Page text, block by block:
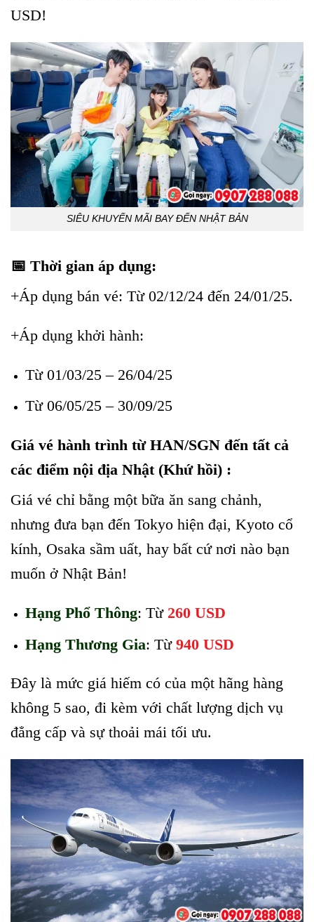
USD!
SIÊU KHUYẾN MÃI BAY ĐẾN NHẬT BẢN
📅 Thời gian áp dụng:
+Áp dụng bán vé: Từ 02/12/24 đến 24/01/25.
+Áp dụng khởi hành:
Từ 01/03/25 – 26/04/25
Từ 06/05/25 – 30/09/25
Giá vé hành trình từ HAN/SGN đến tất cả
các điểm nội địa Nhật (Khứ hồi) :
Giá vé chỉ bằng một bữa ăn sang chảnh,
nhưng đưa bạn đến Tokyo hiện đại, Kyoto cổ
kính, Osaka sầm uất, hay bất cứ nơi nào bạn
muốn ở Nhật Bản!
Hạng Phổ Thông: Từ 260 USD
Hạng Thương Gia: Từ 940 USD
Đây là mức giá hiếm có của một hãng hàng
không 5 sao, đi kèm với chất lượng dịch vụ
đẳng cấp và sự thoải mái tối ưu.